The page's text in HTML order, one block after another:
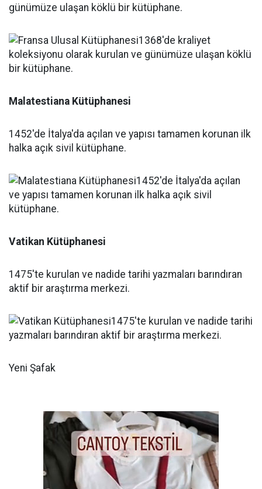
günümüze ulaşan köklü bir kütüphane.
Malatestiana Kütüphanesi
1452'de İtalya'da açılan ve yapısı tamamen korunan ilk
halka açık sivil kütüphane.
Vatikan Kütüphanesi
1475'te kurulan ve nadide tarihi yazmaları barındıran
aktif bir araştırma merkezi.
Yeni Şafak